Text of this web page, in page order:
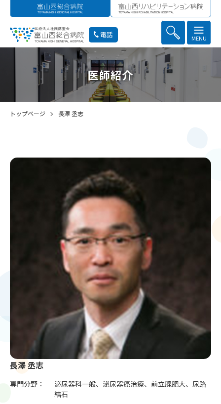
MENU
電話
医師紹介
トップページ 長澤 丞志
長澤 丞志
専門分野：
泌尿器科一般、泌尿器癌治療、前立腺肥大、尿路
結石